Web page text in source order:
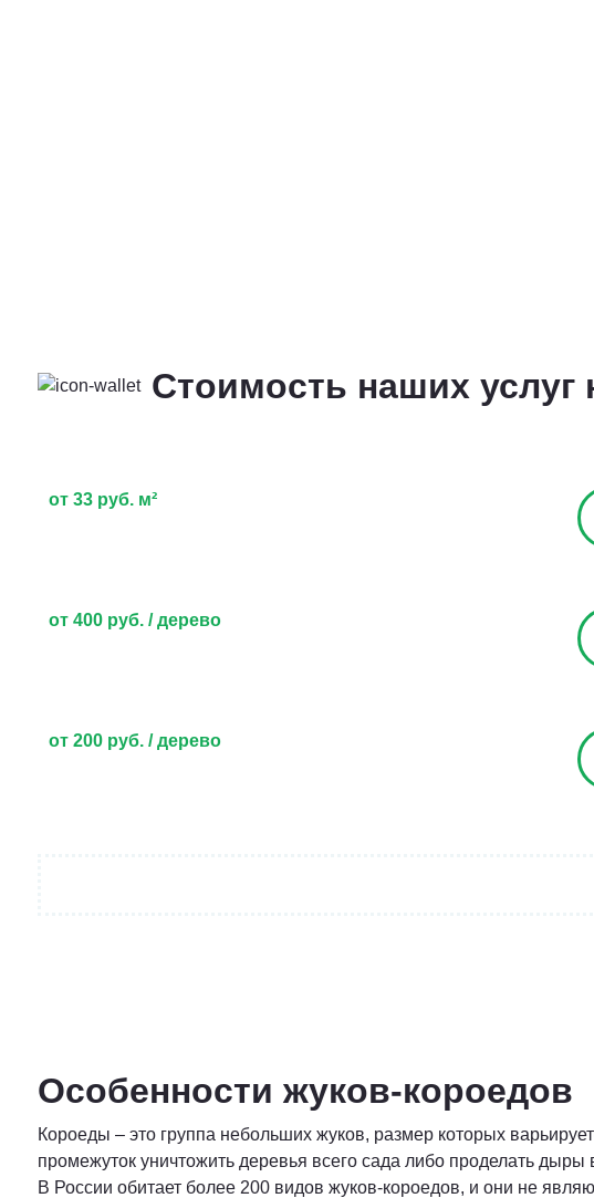
Стоимость наших услуг
от 33 руб. м²
от 400 руб. / дерево
от 200 руб. / дерево
Особенности жуков-короедов
Короеды – это группа небольших жуков, размер которых
промежуток уничтожить деревья всего сада либо проделать
В России обитает более 200 видов жуков-короедов, и они не